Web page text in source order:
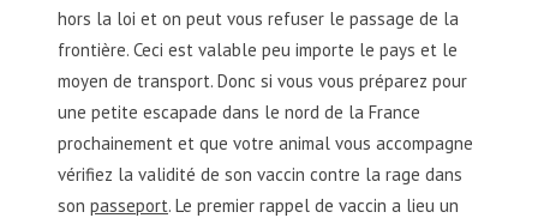
hors la loi et on peut vous refuser le passage de la
frontière. Ceci est valable peu importe le pays et le
moyen de transport. Donc si vous vous préparez pour
une petite escapade dans le nord de la France
prochainement et que votre animal vous accompagne
vérifiez la validité de son vaccin contre la rage dans
son passeport. Le premier rappel de vaccin a lieu un